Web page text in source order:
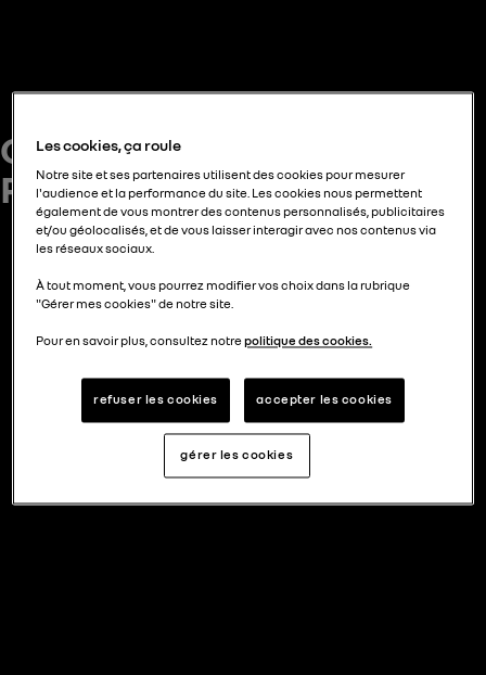
Conférence de Presse
Renault Group
Les cookies, ça roule
Notre site et ses partenaires utilisent des cookies pour mesurer
l'audience et la performance du site. Les cookies nous permettent
également de vous montrer des contenus personnalisés, publicitaires
et/ou géolocalisés, et de vous laisser interagir avec nos contenus via
les réseaux sociaux.
À tout moment, vous pourrez modifier vos choix dans la rubrique
"Gérer mes cookies" de notre site.
Pour en savoir plus, consultez notrepolitique des cookies.
refuser les cookies accepter les cookies
gérer les cookies